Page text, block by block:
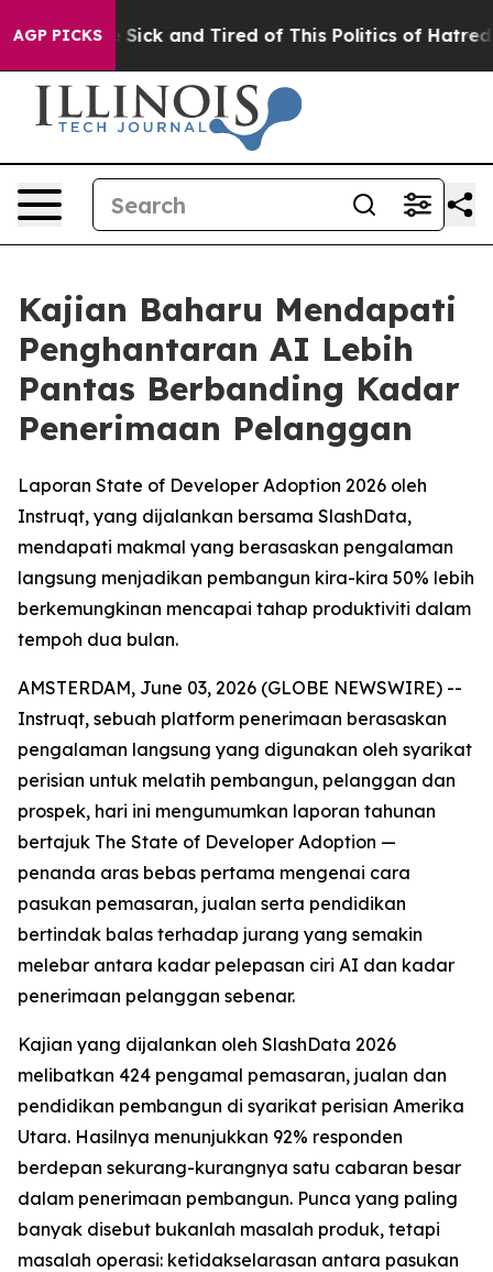
AGP PICKS
Are Sick and Tired of This Politics of Hatred” The
Kajian Baharu Mendapati
Penghantaran AI Lebih
Pantas Berbanding Kadar
Penerimaan Pelanggan
Laporan State of Developer Adoption 2026 oleh
Instruqt, yang dijalankan bersama SlashData,
mendapati makmal yang berasaskan pengalaman
langsung menjadikan pembangun kira-kira 50% lebih
berkemungkinan mencapai tahap produktiviti dalam
tempoh dua bulan.
AMSTERDAM, June 03, 2026 (GLOBE NEWSWIRE) --
Instruqt, sebuah platform penerimaan berasaskan
pengalaman langsung yang digunakan oleh syarikat
perisian untuk melatih pembangun, pelanggan dan
prospek, hari ini mengumumkan laporan tahunan
bertajuk The State of Developer Adoption —
penanda aras bebas pertama mengenai cara
pasukan pemasaran, jualan serta pendidikan
bertindak balas terhadap jurang yang semakin
melebar antara kadar pelepasan ciri AI dan kadar
penerimaan pelanggan sebenar.
Kajian yang dijalankan oleh SlashData 2026
melibatkan 424 pengamal pemasaran, jualan dan
pendidikan pembangun di syarikat perisian Amerika
Utara. Hasilnya menunjukkan 92% responden
berdepan sekurang-kurangnya satu cabaran besar
dalam penerimaan pembangun. Punca yang paling
banyak disebut bukanlah masalah produk, tetapi
masalah operasi: ketidakselarasan antara pasukan